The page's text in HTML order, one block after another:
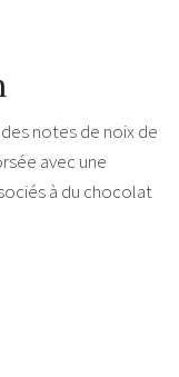
notes de noix de
avec une
à du chocolat